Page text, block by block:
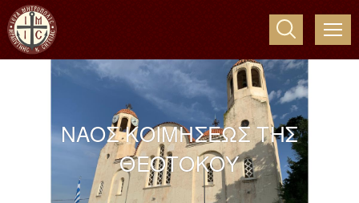
ΝΑΟΣ ΚΟΙΜΗΣΕΩΣ ΤΗΣ
ΘΕΟΤΟΚΟΥ